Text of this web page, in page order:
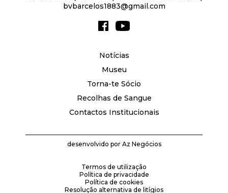
bvbarcelos1883@gmail.com
Notícias
Museu
Torna-te Sócio
Recolhas de Sangue
Contactos Institucionais
desenvolvido por Az Negócios
Termos de utilização
Política de privacidade
Política de cookies
Resolução alternativa de litígios